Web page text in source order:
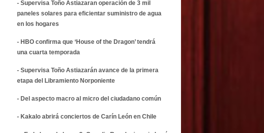
- Supervisa Toño Astiazaran operación de 3 mil
paneles solares para eficientar suministro de agua
en los hogares
- HBO confirma que ‘House of the Dragon’ tendrá
una cuarta temporada
- Supervisa Toño Astiazarán avance de la primera
etapa del Libramiento Norponiente
- Del aspecto macro al micro del ciudadano común
- Kakalo abrirá conciertos de Carín León en Chile